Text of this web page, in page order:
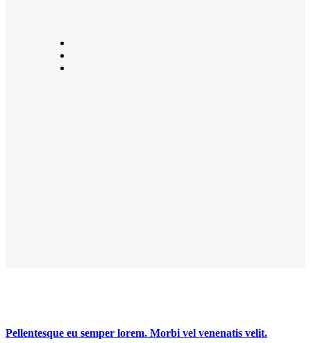
Pellentesque eu semper lorem. Morbi vel venenatis velit.